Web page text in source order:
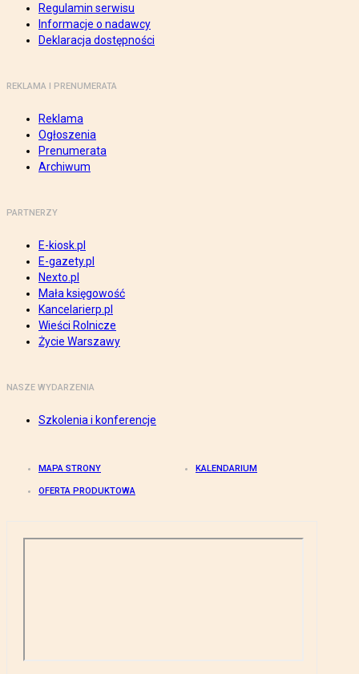
Regulamin serwisu
Informacje o nadawcy
Deklaracja dostępności
REKLAMA I PRENUMERATA
Reklama
Ogłoszenia
Prenumerata
Archiwum
PARTNERZY
E-kiosk.pl
E-gazety.pl
Nexto.pl
Mała księgowość
Kancelarierp.pl
Wieści Rolnicze
Życie Warszawy
NASZE WYDARZENIA
Szkolenia i konferencje
MAPA STRONY KALENDARIUM
OFERTA PRODUKTOWA